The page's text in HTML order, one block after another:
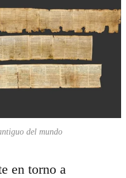
del mundo
en torno a